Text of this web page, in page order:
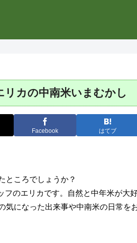
リカの中南米いまむかし
Facebook はてブ
ところでしょうか？
フのエリカです。自然と中年米が大好
気になった出来事や中南米の日常を